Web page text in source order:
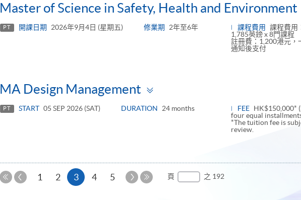
Master of Science in Safety, Health and Environment
PT 開課日期 2026年9月4日 (星期五) 修業期 2年至6年 課程費用
課程費用
1,785英鎊 x 8門課程
註冊費：1,200港元，
通知後支付
MA Design Management
panel
PT START 05 SEP 2026 (SAT) DURATION 24 months FEE HK$150,000*
four equal
*The tuition fee is
review.
上
1 2 3本
4 5
下
頁 之 192